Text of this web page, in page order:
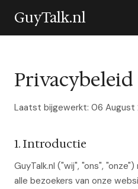
GuyTalk.nl
Privacybeleid
Laatst bijgewerkt: 06 August
1. Introductie
GuyTalk.nl ("wij", "ons",
alle bezoekers van onze